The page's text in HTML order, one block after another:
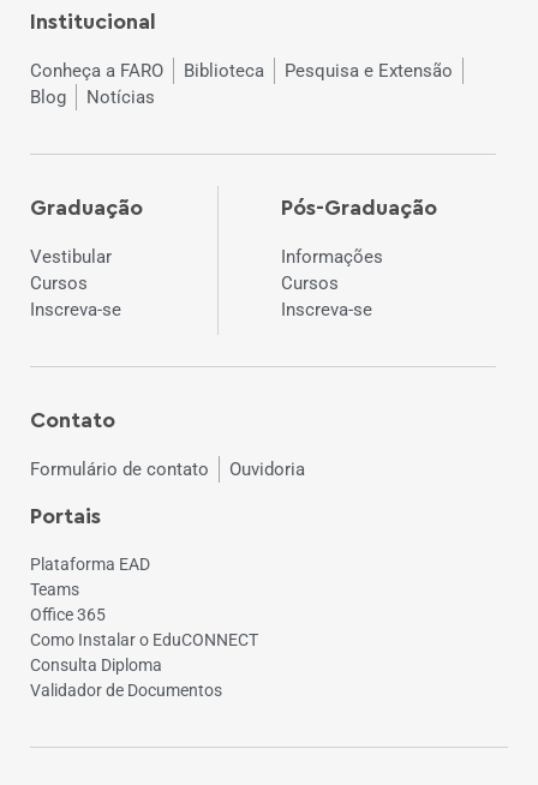
Institucional
Conheça a FARO Biblioteca
Pesquisa e Extensão
Blog
Notícias
Graduação
Vestibular
Cursos
Inscreva-se
Pós-Graduação
Informações
Cursos
Inscreva-se
Contato
Formulário de contato Ouvidoria
Portais
Plataforma EAD
Teams
Office 365
Como Instalar o EduCONNECT
Consulta Diploma
Validador de Documentos